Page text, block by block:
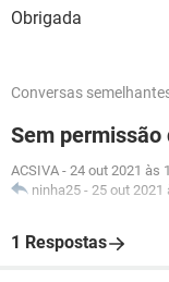
Obrigada
Conversas
Sem
ACSIVA - 24 out 2021 às
ninha25 - 25 out 2021
1 Respostas